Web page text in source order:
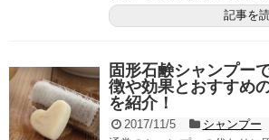
記事を
固形石鹸シャンプー
徴や効果とおすすめ
を紹介！
2017/11/5
シャンプー